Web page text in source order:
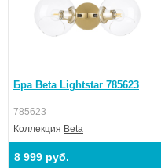
Бра Beta Lightstar 785623
785623
Коллекция Beta
8 999 руб.